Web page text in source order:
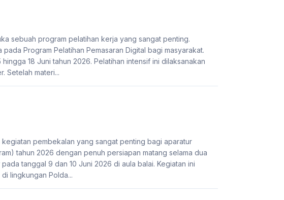
sebuah program pelatihan kerja yang sangat penting.
Program Pelatihan Pemasaran Digital bagi masyarakat.
18 Juni tahun 2026. Pelatihan intensif ini dilaksanakan
Setelah materi...
pembekalan yang sangat penting bagi aparatur
tahun 2026 dengan penuh persiapan matang selama dua
tanggal 9 dan 10 Juni 2026 di aula balai. Kegiatan ini
lingkungan Polda...